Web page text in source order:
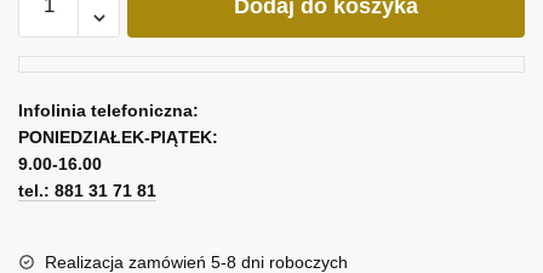
Obraz
Dodaj do koszyka
Infolinia telefoniczna:
PONIEDZIAŁEK-PIĄTEK:
9.00-16.00
tel.: 881 31 71 81
Realizacja zamówień 5-8 dni roboczych